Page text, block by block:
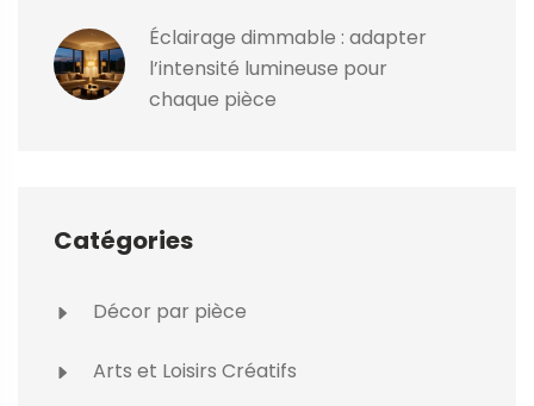
Éclairage dimmable : adapter
l’intensité lumineuse pour
chaque pièce
Catégories
Décor par pièce
Arts et Loisirs Créatifs